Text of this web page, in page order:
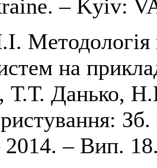
– Kyiv:
Методологія
на
Т.Т. Данько,
2014. – Вип.